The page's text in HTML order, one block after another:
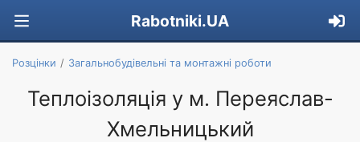
Rabotniki.UA
Розцінки Загальнобудівельні та монтажні роботи
Теплоізоляція у м. Переяслав-
Хмельницький